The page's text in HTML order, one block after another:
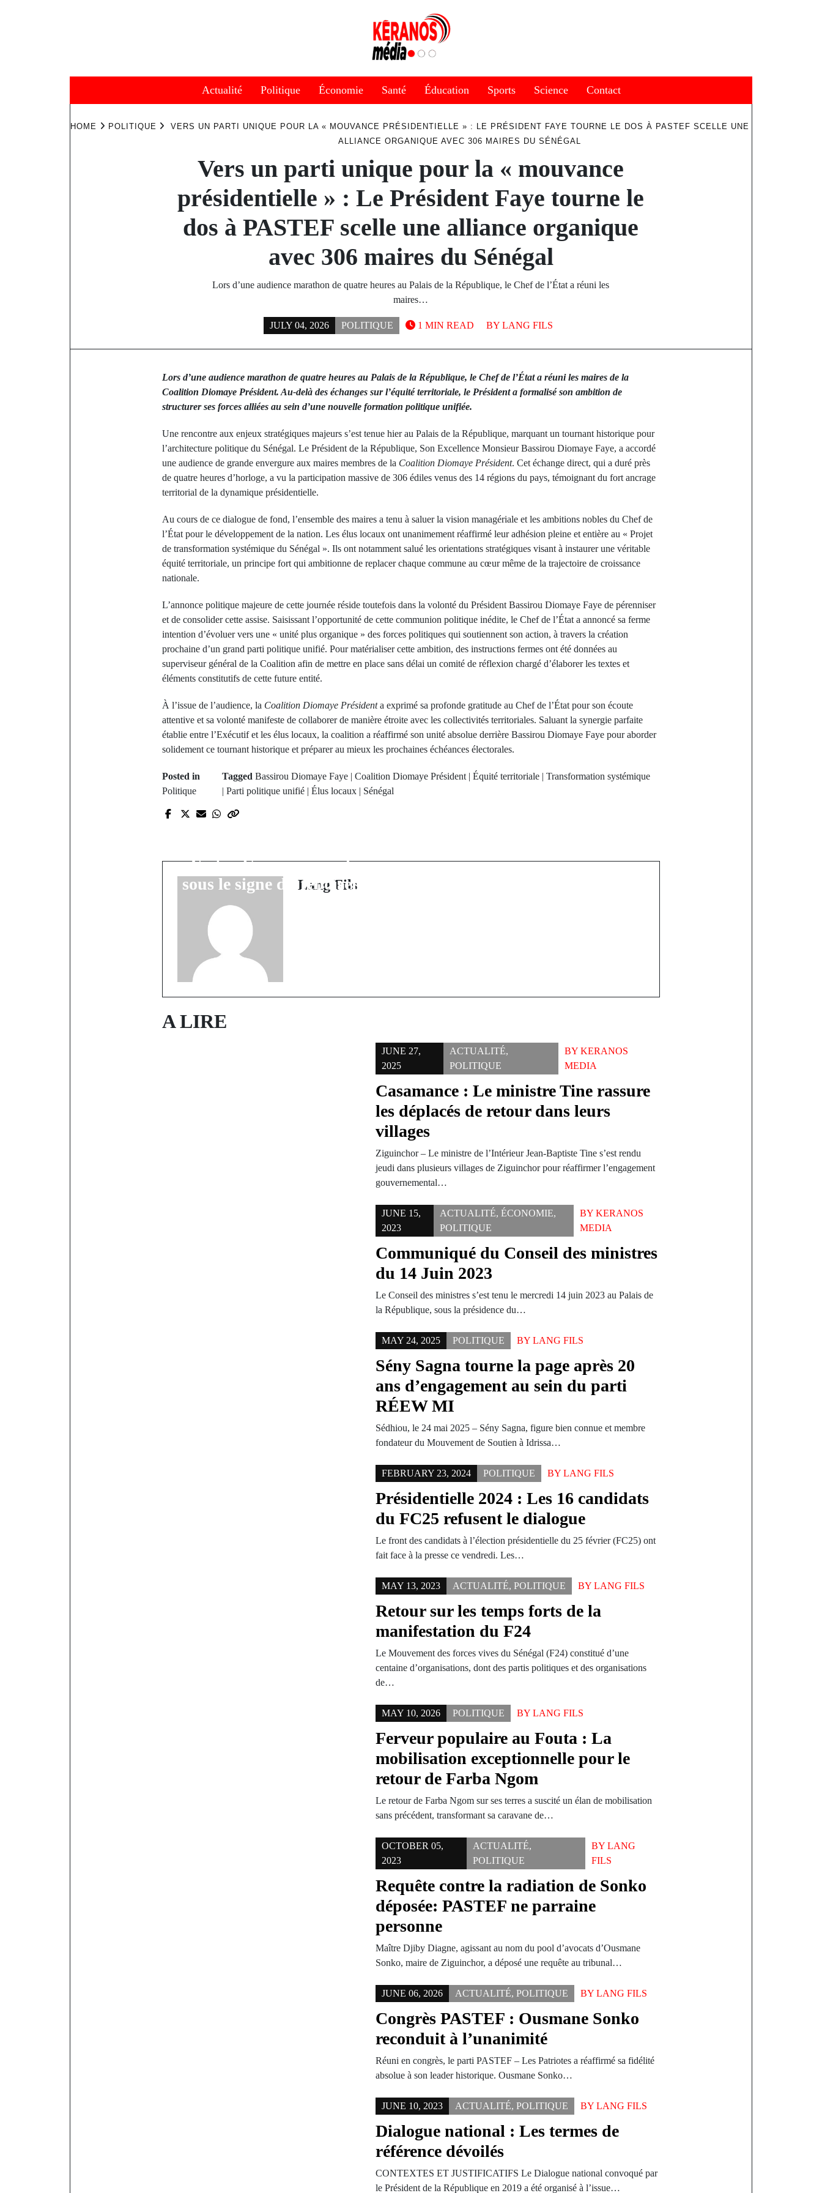
Actualité Politique Économie Santé Éducation Sports Science Contact
HOME POLITIQUE
VERS UN PARTI UNIQUE POUR LA « MOUVANCE PRÉSIDENTIELLE » : LE PRÉSIDENT FAYE TOURNE LE DOS À PASTEF SCELLE UNE
ALLIANCE ORGANIQUE AVEC 306 MAIRES DU SÉNÉGAL
Vers un parti unique pour la « mouvance
présidentielle » : Le Président Faye tourne le
dos à PASTEF scelle une alliance organique
avec 306 maires du Sénégal
Lors d’une audience marathon de quatre heures au Palais de la République, le Chef de l’État a réuni les
maires…
JULY 04, 2026 POLITIQUE BY LANG FILS
1 MIN READ
Lors d’une audience marathon de quatre heures au Palais de la République, le Chef de l’État a réuni les maires de la
Coalition Diomaye Président. Au-delà des échanges sur l’équité territoriale, le Président a formalisé son ambition de
structurer ses forces alliées au sein d’une nouvelle formation politique unifiée.
Une rencontre aux enjeux stratégiques majeurs s’est tenue hier au Palais de la République, marquant un tournant historique pour
l’architecture politique du Sénégal. Le Président de la République, Son Excellence Monsieur Bassirou Diomaye Faye, a accordé
une audience de grande envergure aux maires membres de la Coalition Diomaye Président. Cet échange direct, qui a duré près
de quatre heures d’horloge, a vu la participation massive de 306 édiles venus des 14 régions du pays, témoignant du fort ancrage
territorial de la dynamique présidentielle.
Au cours de ce dialogue de fond, l’ensemble des maires a tenu à saluer la vision managériale et les ambitions nobles du Chef de
l’État pour le développement de la nation. Les élus locaux ont unanimement réaffirmé leur adhésion pleine et entière au « Projet
de transformation systémique du Sénégal ». Ils ont notamment salué les orientations stratégiques visant à instaurer une véritable
équité territoriale, un principe fort qui ambitionne de replacer chaque commune au cœur même de la trajectoire de croissance
nationale.
L’annonce politique majeure de cette journée réside toutefois dans la volonté du Président Bassirou Diomaye Faye de pérenniser
et de consolider cette assise. Saisissant l’opportunité de cette communion politique inédite, le Chef de l’État a annoncé sa ferme
intention d’évoluer vers une « unité plus organique » des forces politiques qui soutiennent son action, à travers la création
prochaine d’un grand parti politique unifié. Pour matérialiser cette ambition, des instructions fermes ont été données au
superviseur général de la Coalition afin de mettre en place sans délai un comité de réflexion chargé d’élaborer les textes et
éléments constitutifs de cette future entité.
À l’issue de l’audience, la Coalition Diomaye Présidenta exprimé sa profonde gratitude au Chef de l’État pour son écoute
attentive et sa volonté manifeste de collaborer de manière étroite avec les collectivités territoriales. Saluant la synergie parfaite
établie entre l’Exécutif et les élus locaux, la coalition a réaffirmé son unité absolue derrière Bassirou Diomaye Faye pour aborder
solidement ce tournant historique et préparer au mieux les prochaines échéances électorales.
Posted in
Politique
Tagged Bassirou Diomaye Faye | Coalition Diomaye Président | Équité territoriale | Transformation systémique
| Parti politique unifié | Élus locaux | Sénégal
Diannah Ba vers une Ville
Verte : Une journée placée
sous le signe du reboisement
Lang Fils
A LIRE
JUNE 27,
2025
ACTUALITÉ,
POLITIQUE
BY KERANOS
MEDIA
Casamance : Le ministre Tine rassure
les déplacés de retour dans leurs
villages
Ziguinchor – Le ministre de l’Intérieur Jean-Baptiste Tine s’est rendu
jeudi dans plusieurs villages de Ziguinchor pour réaffirmer l’engagement
gouvernemental…
JUNE 15,
2023
ACTUALITÉ,ÉCONOMIE,
POLITIQUE
BYKERANOS
MEDIA
Communiqué du Conseil des ministres
du 14 Juin 2023
Le Conseil des ministres s’est tenu le mercredi 14 juin 2023 au Palais de
la République, sous la présidence du…
MAY 24, 2025 POLITIQUE BYLANG FILS
Sény Sagna tourne la page après 20
ans d’engagement au sein du parti
RÉEW MI
Sédhiou, le 24 mai 2025 – Sény Sagna, figure bien connue et membre
fondateur du Mouvement de Soutien à Idrissa…
FEBRUARY 23, 2024 POLITIQUE BYLANG FILS
Présidentielle 2024 : Les 16 candidats
du FC25 refusent le dialogue
Le front des candidats à l’élection présidentielle du 25 février (FC25) ont
fait face à la presse ce vendredi. Les…
MAY 13, 2023 ACTUALITÉ,POLITIQUE BYLANG FILS
Retour sur les temps forts de la
manifestation du F24
Le Mouvement des forces vives du Sénégal (F24) constitué d’une
centaine d’organisations, dont des partis politiques et des organisations
de…
MAY 10, 2026 POLITIQUE BYLANG FILS
Ferveur populaire au Fouta : La
mobilisation exceptionnelle pour le
retour de Farba Ngom
Le retour de Farba Ngom sur ses terres a suscité un élan de mobilisation
sans précédent, transformant sa caravane de…
OCTOBER 05,
2023
ACTUALITÉ,
POLITIQUE
BY LANG
FILS
Requête contre la radiation de Sonko
déposée: PASTEF ne parraine
personne
Maître Djiby Diagne, agissant au nom du pool d’avocats d’Ousmane
Sonko, maire de Ziguinchor, a déposé une requête au tribunal…
JUNE 06, 2026 ACTUALITÉ,POLITIQUE BYLANG FILS
Congrès PASTEF : Ousmane Sonko
reconduit à l’unanimité
Réuni en congrès, le parti PASTEF – Les Patriotes a réaffirmé sa fidélité
absolue à son leader historique. Ousmane Sonko…
JUNE 10, 2023 ACTUALITÉ,POLITIQUE BYLANG FILS
Dialogue national : Les termes de
référence dévoilés
CONTEXTES ET JUSTIFICATIFS Le Dialogue national convoqué par
le Président de la République en 2019 a été organisé à l’issue…